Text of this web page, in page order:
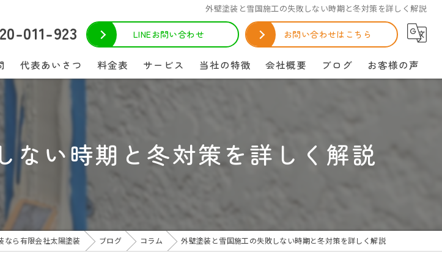
外壁塗装と雪国施工の失敗しない時期と冬対策を詳しく解説
011-923 LINEお問い合わせ お問い合わせはこちら
代表あいさつ 料金表 サービス 当社の特徴
メンテナンス
屋根
会社概要 ブログ お客様の声
ない時期と冬対策を詳しく解説
なら有限会社太陽塗装 ブログ コラム 外壁塗装と雪国施工の失敗しない時期と冬対策を詳しく解説